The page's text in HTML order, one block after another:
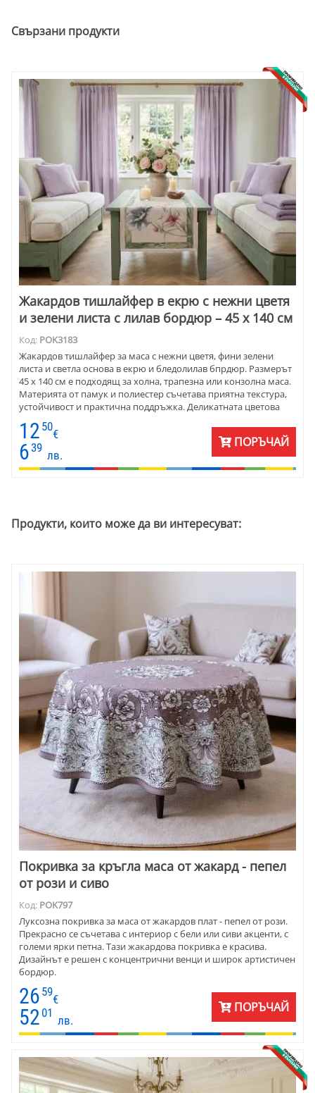
Свързани продукти
Жакардов тишлайфер в екрю с нежни цветя
и зелени листа с лилав бордюр – 45 х 140 см
Код: POK3183
Жакардов тишлайфер за маса с нежни цветя, фини зелени
листа и светла основа в екрю и бледолилав бпрдюр. Размерът
45 х 140 см е подходящ за холна, трапезна или конзолна маса.
Материята от памук и полиестер съчетава приятна текстура,
устойчивост и практична поддръжка. Деликатната цветова
гама се вписва красиво в класически, романтични,
провансалски и светли рустик интериори, без да натоварва
пространството.
12 50
€
6 39
лв.
ПОРЪЧАЙ
Продукти, които може да ви интересуват:
Покривка за кръгла маса от жакард - пепел
от рози и сиво
Код: POK797
Луксозна покривка за маса от жакардов плат - пепел от рози.
Прекрасно се съчетава с интериор с бели или сиви акценти, с
големи ярки петна. Тази жакардова покривка е красива.
Дизайнът е решен с концентрични венци и широк артистичен
бордюр.
26 59
€
52 01
лв.
ПОРЪЧАЙ